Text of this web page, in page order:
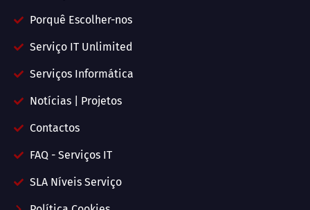
Porquê Escolher-nos
Serviço IT Unlimited
Serviços Informática
Notícias | Projetos
Contactos
FAQ - Serviços IT
SLA Níveis Serviço